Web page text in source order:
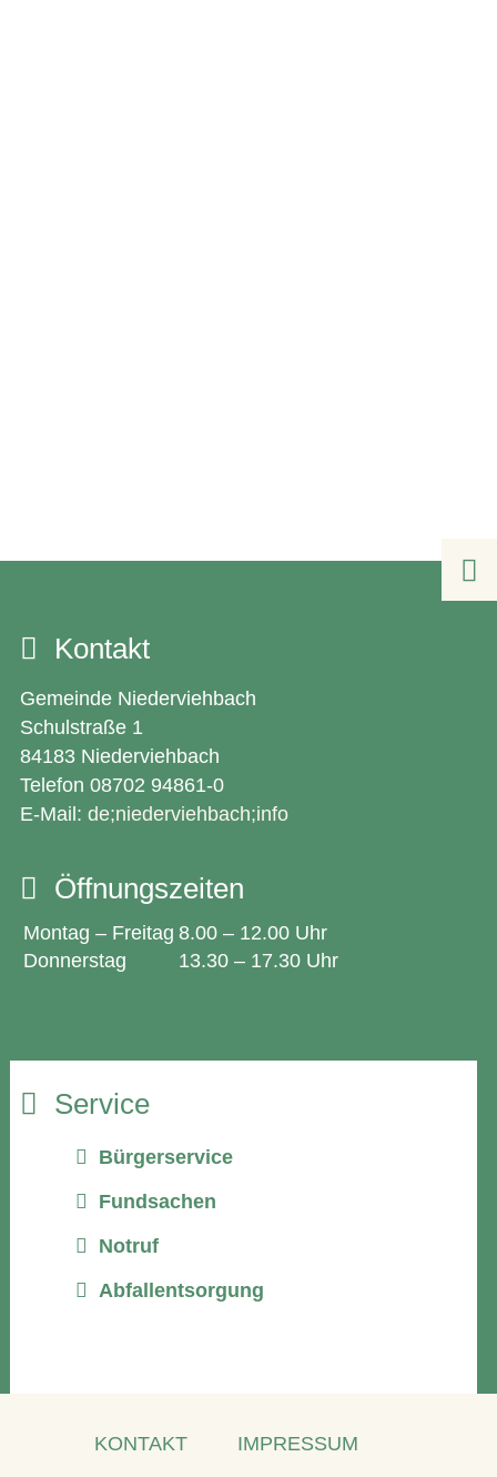
Kontakt
Gemeinde Niederviehbach
Schulstraße 1
84183 Niederviehbach
Telefon 08702 94861-0
E-Mail: de;niederviehbach;info
Öffnungszeiten
Montag – Freitag 8.00 – 12.00 Uhr
Donnerstag
13.30 – 17.30 Uhr
Service
Bürgerservice
Fundsachen
Notruf
Abfallentsorgung
KONTAKT
IMPRESSUM
